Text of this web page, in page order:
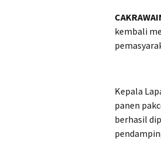
kembali
Kepala
panen
berhasil